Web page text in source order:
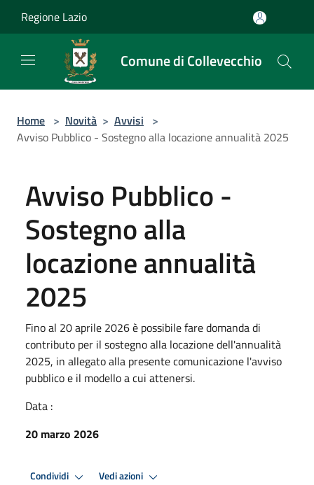
Regione Lazio
Comune di Collevecchio
Home > Novità > Avvisi >
Avviso Pubblico - Sostegno alla locazione annualità 2025
Avviso Pubblico -
Sostegno alla
locazione annualità
2025
Fino al 20 aprile 2026 è possibile fare domanda di
contributo per il sostegno alla locazione dell'annualità
2025, in allegato alla presente comunicazione l'avviso
pubblico e il modello a cui attenersi.
Data :
20 marzo 2026
Condividi Vedi azioni